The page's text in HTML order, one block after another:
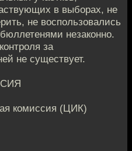
в выборах, не
не воспользовались
незаконно.
за
не существует.
комиссия (ЦИК)